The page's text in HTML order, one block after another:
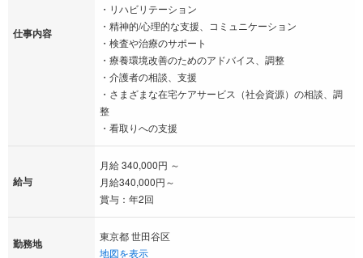
仕事内容
・リハビリテーション
・精神的/心理的な支援、コミュニケーション
・検査や治療のサポート
・療養環境改善のためのアドバイス、調整
・介護者の相談、支援
・さまざまな在宅ケアサービス（社会資源）の相談、調
整
・看取りへの支援
給与
月給 340,000円 ～
月給340,000円～
賞与：年2回
勤務地
東京都 世田谷区
地図を表示